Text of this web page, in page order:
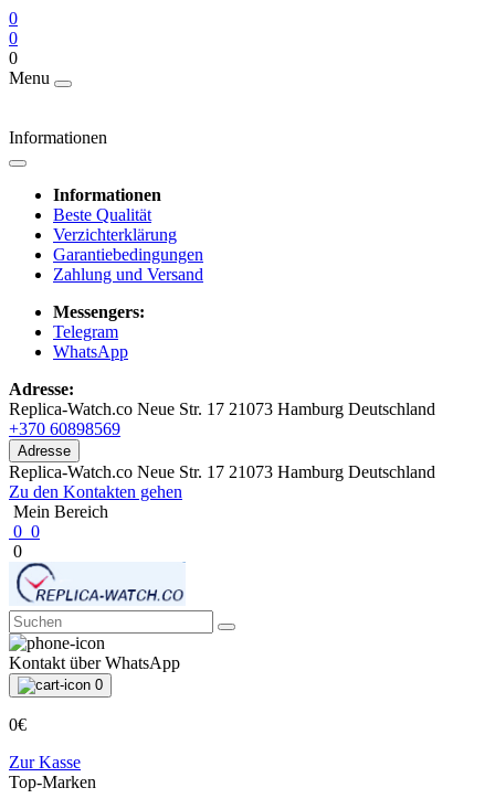
0
0
0
Menu
Informationen
Informationen
Beste Qualität
Verzichterklärung
Garantiebedingungen
Zahlung und Versand
Messengers:
Telegram
WhatsApp
Adresse:
Replica-Watch.co Neue Str. 17 21073 Hamburg Deutschland
+370 60898569
Adresse
Replica-Watch.co Neue Str. 17 21073 Hamburg Deutschland
Zu den Kontakten gehen
Mein Bereich
0 0
0
Kontakt über WhatsApp
0
0€
Zur Kasse
Top-Marken